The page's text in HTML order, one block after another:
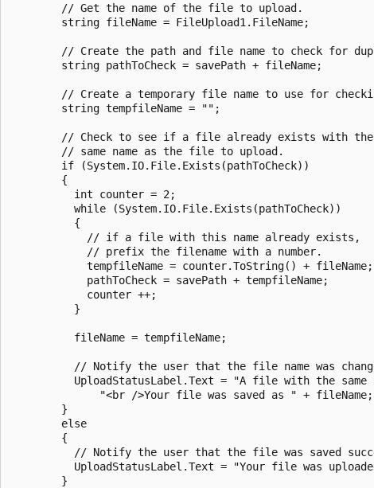
        // Get the name of the file to upload.
        string fileName = FileUpload1.FileName;
// Create the path and file name to check for
        string pathToCheck = savePath + fileName;
// Create a temporary file name to use for
        string tempfileName = "";
        // Check to see if a file already exists with the
        // same name as the file to upload.
        if (System.IO.File.Exists(pathToCheck))
        {
          int counter = 2;
          while (System.IO.File.Exists(pathToCheck))
          {
            // if a file with this name already exists,
            // prefix the filename with a number.
            tempfileName = counter.ToString() + fileName;
            pathToCheck = savePath + tempfileName;
            counter ++;
          }
          fileName = tempfileName;
// Notify the user that the file name was
UploadStatusLabel.Text = "A file with the same
              "<br />Your file was saved as " + fileName;
        }
        else
        {
// Notify the user that the file was saved
UploadStatusLabel.Text = "Your file was
        }